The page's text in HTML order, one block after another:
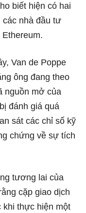
biết hiện có hai
các nhà đầu tư
Van de Poppe
ông đang theo
nguồn mở của
đánh giá quá
sát các chỉ số kỹ
chứng về sự tích
tương lai của
cặp giao dịch
khi thực hiện một